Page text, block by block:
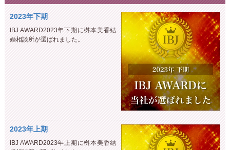
2023年下期
IBJ AWARD2023年下期に桝本美香結
婚相談所が選ばれました。
2023年上期
IBJ AWARD2023年上期に桝本美香結